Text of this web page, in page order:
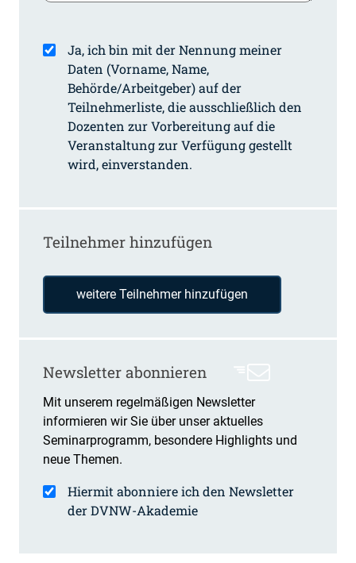
Ja, ich bin mit der Nennung meiner
Daten (Vorname, Name,
Behörde/Arbeitgeber) auf der
Teilnehmerliste, die ausschließlich den
Dozenten zur Vorbereitung auf die
Veranstaltung zur Verfügung gestellt
wird, einverstanden.
Teilnehmer hinzufügen
weitere Teilnehmer hinzufügen
Newsletter abonnieren
Mit unserem regelmäßigen Newsletter
informieren wir Sie über unser aktuelles
Seminarprogramm, besondere Highlights und
neue Themen.
Hiermit abonniere ich den Newsletter
der DVNW-Akademie